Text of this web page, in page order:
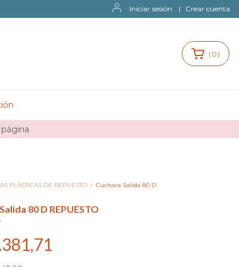
Iniciar sesión | Crear cuenta
( 0 )
PLÁSTICAS DE REPUESTO / Cuchara Salida 80 D
80 D REPUESTO